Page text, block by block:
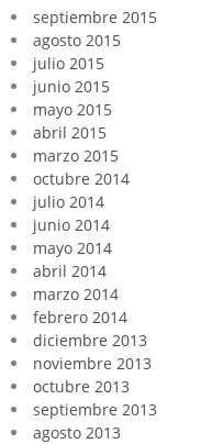
septiembre 2015
agosto 2015
julio 2015
junio 2015
mayo 2015
abril 2015
marzo 2015
octubre 2014
julio 2014
junio 2014
mayo 2014
abril 2014
marzo 2014
febrero 2014
diciembre 2013
noviembre 2013
octubre 2013
septiembre 2013
agosto 2013